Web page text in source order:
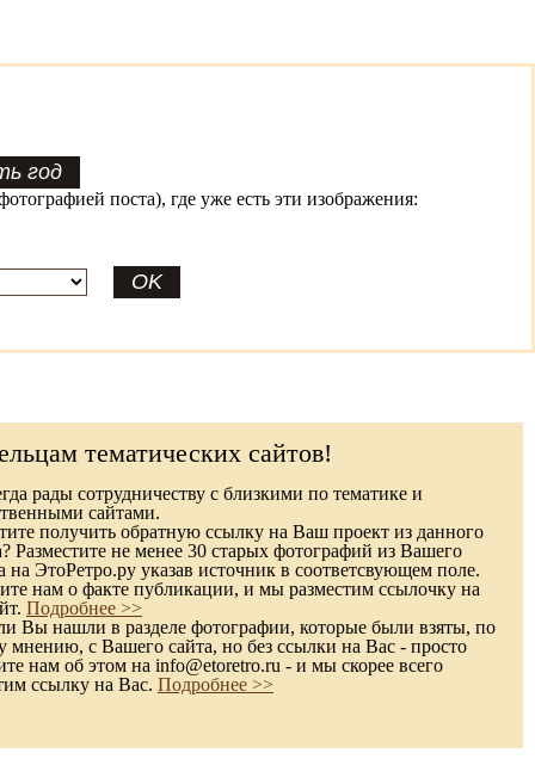
поста), где уже есть эти изображения:
тематических сайтов!
рады сотрудничеству с близкими по тематике и
сайтами.
получить обратную ссылку на Ваш проект из данного
Разместите не менее 30 старых фотографий из Вашего
на ЭтоРетро.ру указав источник в соответсвующем поле.
нам о факте публикации, и мы разместим ссылочку на
Подробнее >>
Вы нашли в разделе фотографии, которые были взяты, по
мнению, с Вашего сайта, но без ссылки на Вас - просто
нам об этом на info@etoretro.ru - и мы скорее всего
ссылку на Вас. Подробнее >>